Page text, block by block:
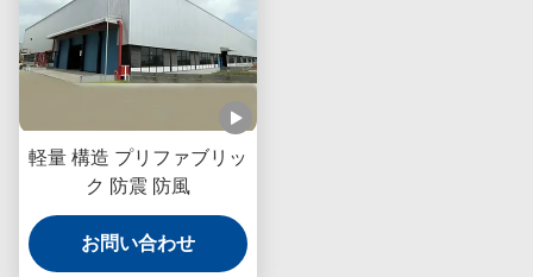
軽量 構造 プリファブリッ
ク 防震 防風
お問い合わせ